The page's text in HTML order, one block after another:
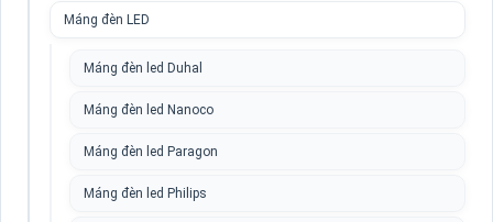
Máng đèn LED
Máng đèn led Duhal
Máng đèn led Nanoco
Máng đèn led Paragon
Máng đèn led Philips